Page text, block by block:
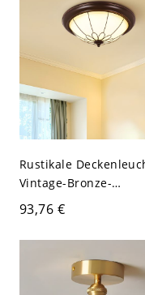
Rustikale
Vintage-Bronze-
Blumenkäfig für
Schlafzimmer Flur
Eingang - 110V-120V
cm Design 1
93,76 €